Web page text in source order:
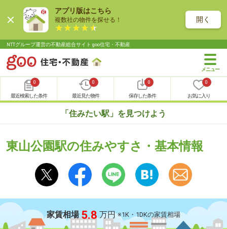
アプリ版はこちら
複数社の物件を探せる！ 開く
NTTグループ運営の不動産総合サイト goo住宅・不動産
0
最近検索した条件
0
最近見た物件
0
保存した条件
0
お気に入り
「住みたい駅」を見つけよう
東山公園駅の住みやすさ・基本情報
家賃相場 5.8 万円 ※1K・1DKの家賃相場